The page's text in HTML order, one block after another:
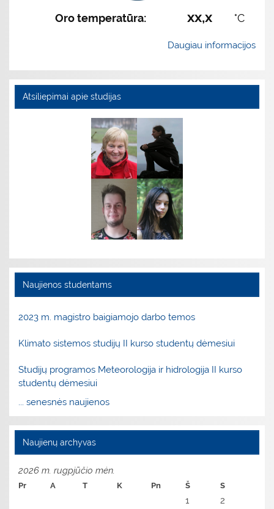
Oro temperatūra: xx,x °C
Daugiau informacijos
Atsiliepimai apie studijas
Naujienos studentams
2023 m. magistro baigiamojo darbo temos
Klimato sistemos studijų II kurso studentų dėmesiui
Studijų programos Meteorologija ir hidrologija II kurso
studentų dėmesiui
... senesnės naujienos
Naujienų archyvas
2026 m. rugpjūčio mėn.
Pr A T K Pn Š S
1
2